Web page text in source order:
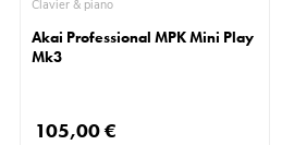
Clavier & piano
Akai Professional MPK Mini Play
Mk3
105,00 €